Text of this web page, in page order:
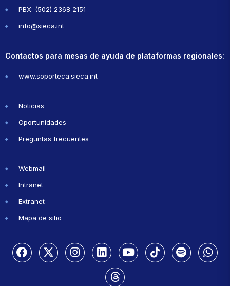
PBX: (502) 2368 2151
info@sieca.int
Contactos para mesas de ayuda de plataformas regionales:
www.soporteca.sieca.int
Noticias
Oportunidades
Preguntas frecuentes
Webmail
Intranet
Extranet
Mapa de sitio